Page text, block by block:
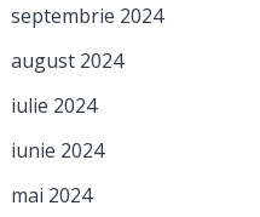
septembrie 2024
august 2024
iulie 2024
iunie 2024
mai 2024